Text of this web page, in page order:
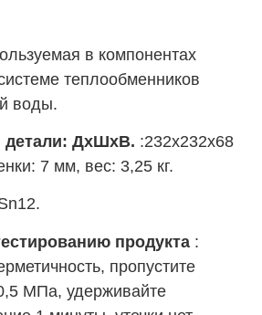
в компонентах
теплообменников
воды.
ДхШхВ. :232x232x68
7 мм, вес: 3,25 кг.
продукта :
пропустите
МПа, удерживайте